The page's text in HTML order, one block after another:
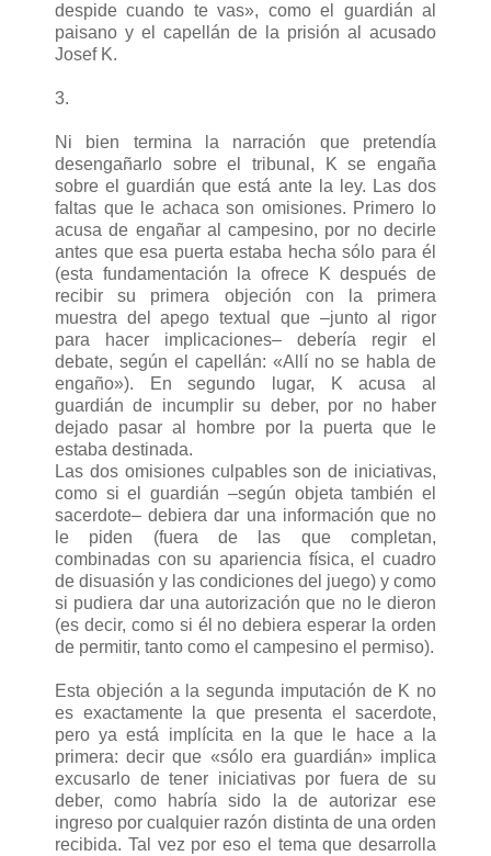
despide cuando te vas», como el guardián al
paisano y el capellán de la prisión al acusado
Josef K.
3.
Ni bien termina la narración que pretendía
desengañarlo sobre el tribunal, K se engaña
sobre el guardián que está ante la ley. Las dos
faltas que le achaca son omisiones. Primero lo
acusa de engañar al campesino, por no decirle
antes que esa puerta estaba hecha sólo para él
(esta fundamentación la ofrece K después de
recibir su primera objeción con la primera
muestra del apego textual que –junto al rigor
para hacer implicaciones– debería regir el
debate, según el capellán: «Allí no se habla de
engaño»). En segundo lugar, K acusa al
guardián de incumplir su deber, por no haber
dejado pasar al hombre por la puerta que le
estaba destinada.
Las dos omisiones culpables son de iniciativas,
como si el guardián –según objeta también el
sacerdote– debiera dar una información que no
le piden (fuera de las que completan,
combinadas con su apariencia física, el cuadro
de disuasión y las condiciones del juego) y como
si pudiera dar una autorización que no le dieron
(es decir, como si él no debiera esperar la orden
de permitir, tanto como el campesino el permiso).
Esta objeción a la segunda imputación de K no
es exactamente la que presenta el sacerdote,
pero ya está implícita en la que le hace a la
primera: decir que «sólo era guardián» implica
excusarlo de tener iniciativas por fuera de su
deber, como habría sido la de autorizar ese
ingreso por cualquier razón distinta de una orden
recibida. Tal vez por eso el tema que desarrolla